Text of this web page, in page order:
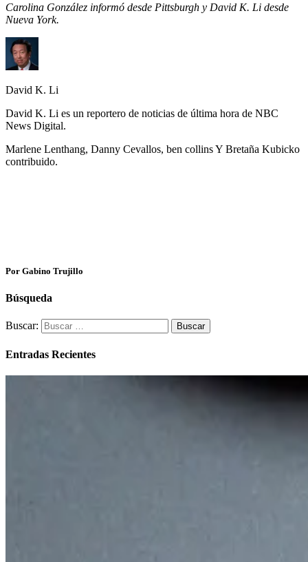
Carolina González informó desde Pittsburgh y David K. Li desde
Nueva York.
David K. Li
David K. Li es un reportero de noticias de última hora de NBC
News Digital.
Marlene Lenthang, Danny Cevallos, ben collins Y Bretaña Kubicko
contribuido.
Por Gabino Trujillo
Búsqueda
Buscar:
Entradas Recientes